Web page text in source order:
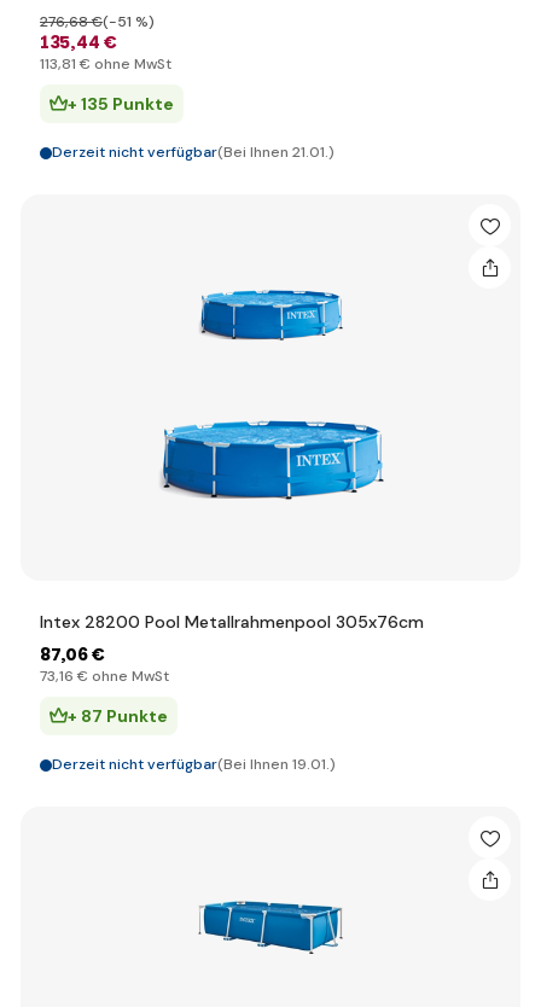
135,44 €
276,68 €(-51 %)
113,81 € ohne MwSt
+ 135 Punkte
Derzeit nicht verfügbar(Bei Ihnen 21.01.)
Intex 28200 Pool Metallrahmenpool 305x76cm
87,06 €
73,16 € ohne MwSt
+ 87 Punkte
Derzeit nicht verfügbar(Bei Ihnen 19.01.)